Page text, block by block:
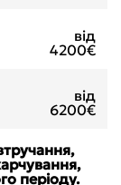
від
4200€
від
6200€
періоду.